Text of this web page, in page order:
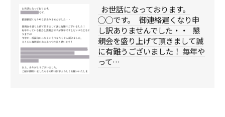
お世話になっております。
◯◯です。 御連絡遅くなり申
し訳ありませんでした・・ 懇
親会を盛り上げて頂きまして誠
に有難うございました！ 毎年や
って…